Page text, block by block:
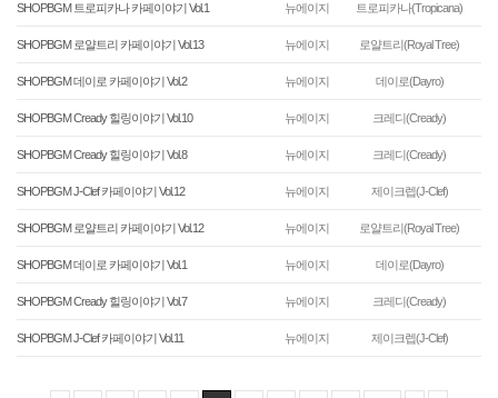
SHOPBGM 트로피카나 카페이야기 Vol.1 뉴에이지 트로피카나(Tropicana)
SHOPBGM 로얄트리 카페이야기 Vol.13 뉴에이지 로얄트리(Royal Tree)
SHOPBGM 데이로 카페이야기 Vol.2 뉴에이지 데이로(Dayro)
SHOPBGM Cready 힐링이야기 Vol.10 뉴에이지 크레디(Cready)
SHOPBGM Cready 힐링이야기 Vol.8 뉴에이지 크레디(Cready)
SHOPBGM J-Clef 카페이야기 Vol.12 뉴에이지 제이크렙(J-Clef)
SHOPBGM 로얄트리 카페이야기 Vol.12 뉴에이지 로얄트리(Royal Tree)
SHOPBGM 데이로 카페이야기 Vol.1 뉴에이지 데이로(Dayro)
SHOPBGM Cready 힐링이야기 Vol.7 뉴에이지 크레디(Cready)
SHOPBGM J-Clef 카페이야기 Vol.11 뉴에이지 제이크렙(J-Clef)